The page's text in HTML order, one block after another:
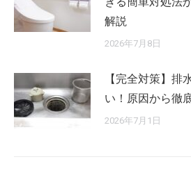
解説
2026年7月8日
【完全対策】排
い！原因から徹
2026年7月1日